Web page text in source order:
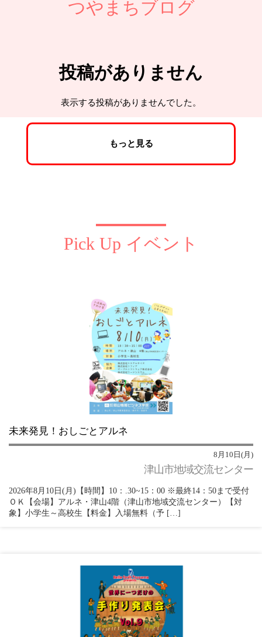
つやまちブログ
投稿がありません
表示する投稿がありませんでした。
もっと見る
Pick Up イベント
未来発見！おしごとアルネ
8月10日(月)
津山市地域交流センター
2026年8月10日(月)【時間】10：.30~15：00 ※最終14：50まで受付
ＯＫ【会場】アルネ・津山4階（津山市地域交流センター）【対
象】小学生～高校生【料金】入場無料（予 […]